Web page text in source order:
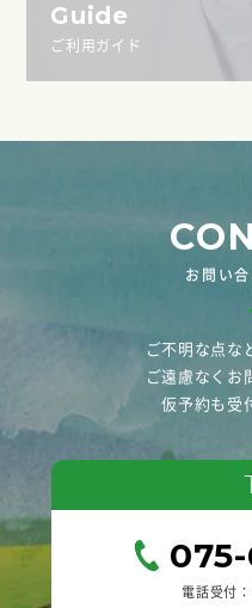
Guide
ご利用ガイド
お問い
ご不明な点な
ご遠慮なくお
仮予約も受
電話受付